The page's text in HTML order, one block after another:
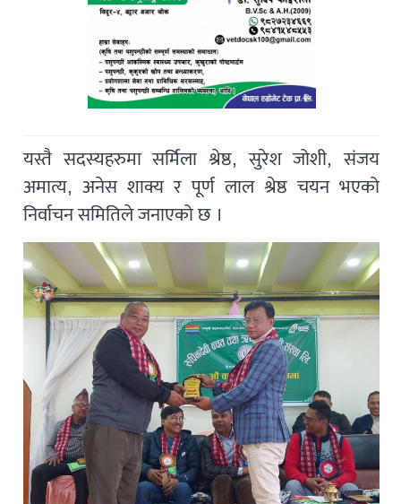
यस्तै सदस्यहरुमा सर्मिला श्रेष्ठ, सुरेश जोशी, संजय
अमात्य, अनेस शाक्य र पूर्ण लाल श्रेष्ठ चयन भएको
निर्वाचन समितिले जनाएको छ ।